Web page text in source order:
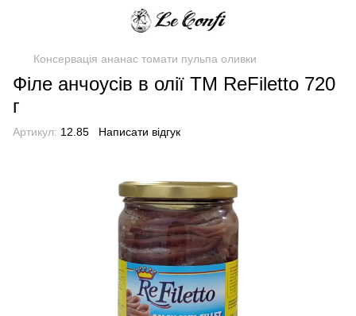
Консервація ананас томати пульпа оливки
Філе анчоусів в олії TM ReFiletto 720
г
Артикул: 12.85 Написати відгук